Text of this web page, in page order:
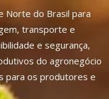
Norte do Brasil para
transporte e
e segurança,
do agronegócio
para os produtores e